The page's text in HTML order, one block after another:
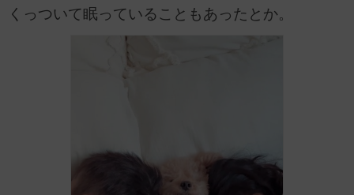
くっついて眠っていることもあったとか。